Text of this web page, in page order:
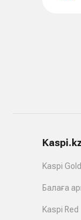
Kaspi Gold
Балаға
Kaspi Red